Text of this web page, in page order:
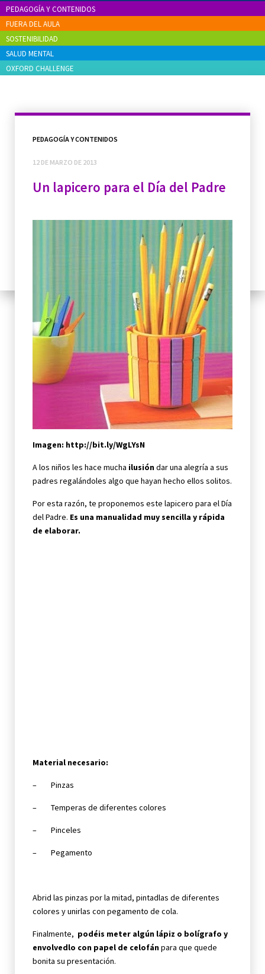
PEDAGOGÍA Y CONTENIDOS
FUERA DEL AULA
SOSTENIBILIDAD
SALUD MENTAL
OXFORD CHALLENGE
PEDAGOGÍA Y CONTENIDOS
12 DE MARZO DE 2013
Un lapicero para el Día del Padre
Imagen: http://bit.ly/WgLYsN
A los niños les hace mucha ilusióndar una alegría a sus
padres regalándoles algo que hayan hecho ellos solitos.
Por esta razón, te proponemos este lapicero para el Día
del Padre. Es una manualidad muy sencilla y rápida
de elaborar.
Material necesario:
– Pinzas
– Temperas de diferentes colores
– Pinceles
– Pegamento
Abrid las pinzas por la mitad, pintadlas de diferentes
colores y unirlas con pegamento de cola.
Finalmente, podéis meter algún lápiz o bolígrafo y
envolvedlo con papel de celofánpara que quede
bonita su presentación.